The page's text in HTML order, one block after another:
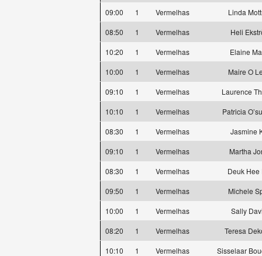
09:00
1 Vermelhas
Linda
08:50
1 Vermelhas
Heli
10:20
1 Vermelhas
Elaine
10:00
1 Vermelhas
Maire O
09:10
1 Vermelhas
Laurence
10:10
1 Vermelhas
Patricia
08:30
1 Vermelhas
Jasmine
09:10
1 Vermelhas
Martha
08:30
1 Vermelhas
Deuk Hee
09:50
1 Vermelhas
Michele
10:00
1 Vermelhas
Sally
08:20
1 Vermelhas
Teresa
10:10
1 Vermelhas
Sisselaar